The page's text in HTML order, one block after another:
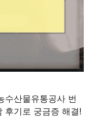
산물유통공사 번
후기로 궁금증 해결!